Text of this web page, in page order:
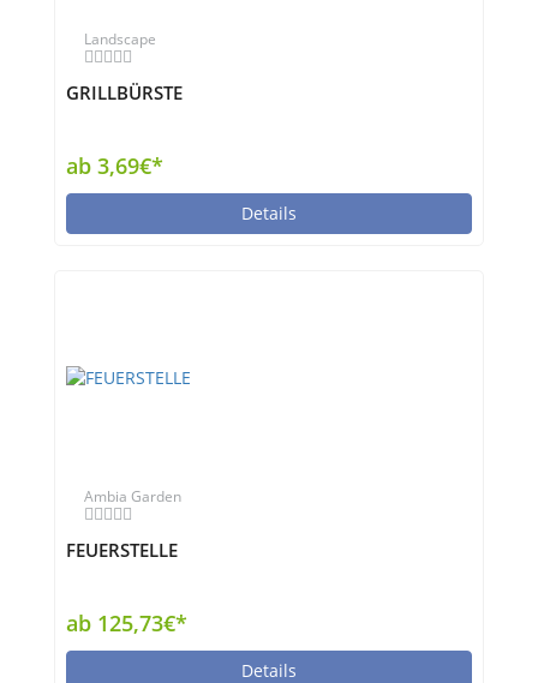
Landscape
GRILLBÜRSTE
ab 3,69€*
Details
Ambia Garden
FEUERSTELLE
ab 125,73€*
Details